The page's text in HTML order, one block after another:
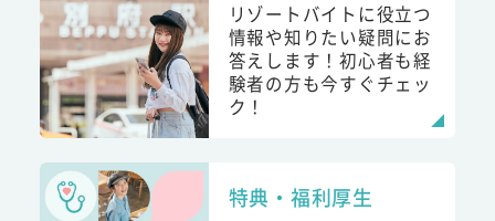
リゾートバイトに役立つ
情報や知りたい疑問にお
答えします！初心者も経
験者の方も今すぐチェッ
ク！
特典・福利厚生